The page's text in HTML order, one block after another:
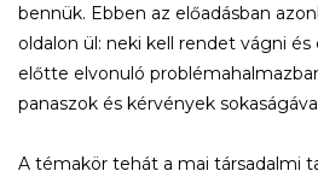
bennük. Ebben az előadásban
oldalon ül: neki kell rendet vágni
előtte elvonuló
panaszok és kérvények
A témakör tehát a mai társadalmi